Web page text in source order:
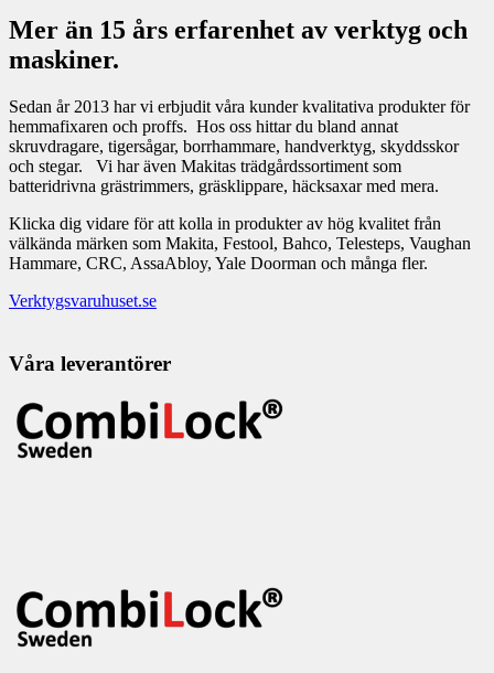
Mer än 15 års erfarenhet av verktyg och
maskiner.
Sedan år 2013 har vi erbjudit våra kunder kvalitativa produkter för
hemmafixaren och proffs. Hos oss hittar du bland annat
skruvdragare, tigersågar, borrhammare, handverktyg, skyddsskor
och stegar. Vi har även Makitas trädgårdssortiment som
batteridrivna grästrimmers, gräsklippare, häcksaxar med mera.
Klicka dig vidare för att kolla in produkter av hög kvalitet från
välkända märken som Makita, Festool, Bahco, Telesteps, Vaughan
Hammare, CRC, AssaAbloy, Yale Doorman och många fler.
Verktygsvaruhuset.se
Våra leverantörer